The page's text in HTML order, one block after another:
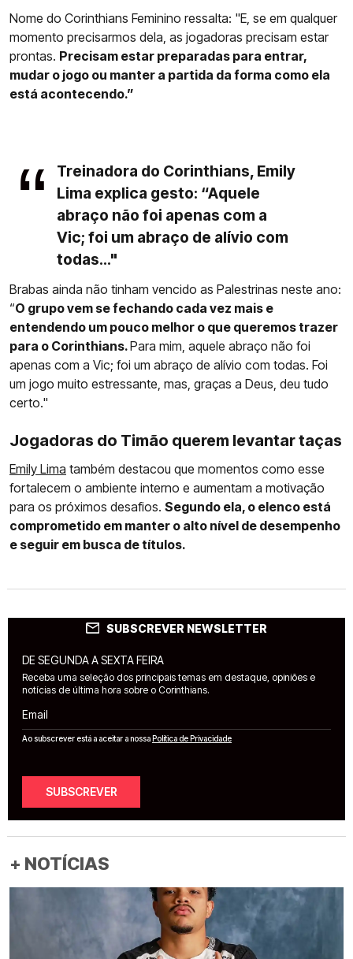
Nome do Corinthians Feminino ressalta: "E, se em qualquer
momento precisarmos dela, as jogadoras precisam estar
prontas. Precisam estar preparadas para entrar,
mudar o jogo ou manter a partida da forma como ela
está acontecendo.”
Treinadora do Corinthians, Emily
Lima explica gesto: “Aquele
abraço não foi apenas com a
Vic; foi um abraço de alívio com
todas..."
Brabas ainda não tinham vencido as Palestrinas neste ano:
“O grupo vem se fechando cada vez mais e
entendendo um pouco melhor o que queremos trazer
para o Corinthians.Para mim, aquele abraço não foi
apenas com a Vic; foi um abraço de alívio com todas. Foi
um jogo muito estressante, mas, graças a Deus, deu tudo
certo."
Jogadoras do Timão querem levantar taças
Emily Lima também destacou que momentos como esse
fortalecem o ambiente interno e aumentam a motivação
para os próximos desafios. Segundo ela, o elenco está
comprometido em manter o alto nível de desempenho
e seguir em busca de títulos.
SUBSCREVER NEWSLETTER
DE SEGUNDA A SEXTA FEIRA
Receba uma seleção dos principais temas em destaque, opiniões e
notícias de última hora sobre o Corinthians.
Email
Ao subscrever está a aceitar a nossaPolítica de Privacidade
SUBSCREVER
+ NOTÍCIAS